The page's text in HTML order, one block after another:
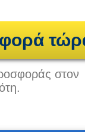
στον